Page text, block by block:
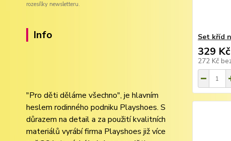
rozesílky newsletteru.
Info
"Pro děti děláme všechno", je hlavním
heslem rodinného podniku Playshoes. S
důrazem na detail a za použití kvalitních
materiálů vyrábí firma Playshoes již více
Set kříd
329 Kč
272 Kč